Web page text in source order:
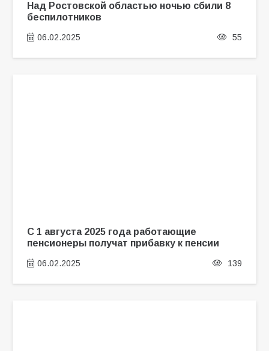
Над Ростовской областью ночью сбили 8
беспилотников
06.02.2025 55
С 1 августа 2025 года работающие
пенсионеры получат прибавку к пенсии
06.02.2025 139